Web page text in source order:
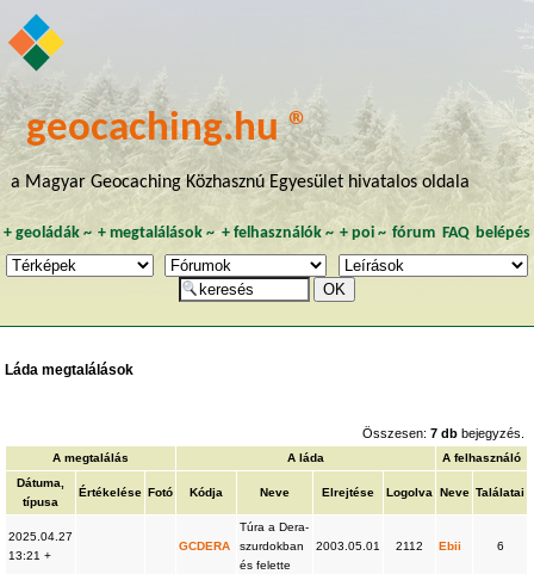
geocaching.hu ®
a Magyar Geocaching Közhasznú Egyesület hivatalos oldala
+ geoládák~ +megtalálások~ + felhasználók~ + poi~ fórum FAQ belépés
Láda megtalálások
Összesen:7 db bejegyzés.
A megtalálás A láda
A felhasználó
Dátuma,
típusa
Értékelése Fotó Kódja Neve Elrejtése Logolva Neve Találatai
2025.04.27
13:21 +
GCDERA
Túra a Dera-
szurdokban
és felette
2003.05.01 2112 Ebii 6